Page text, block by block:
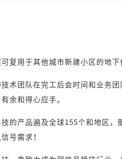
复用于其他城市新建小区的地下
术团队在完工后会时间和业务
余和得心应手。
的产品遍及全球155个和地区，
号需求！